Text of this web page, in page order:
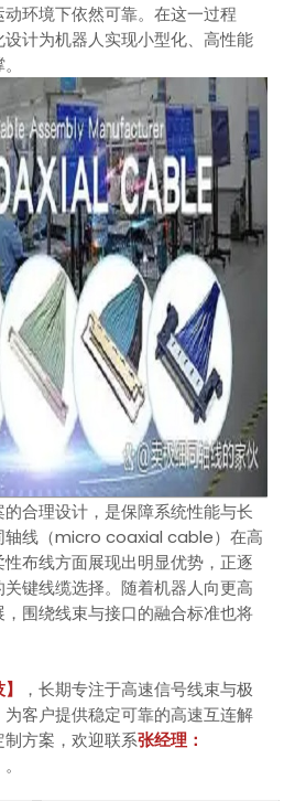
环境下依然可靠。在这一过程
计为机器人实现小型化、高性能
合理设计，是保障系统性能与长
轴线（micro coaxial cable）在高
布线方面展现出明显优势，正逐
键线缆选择。随着机器人向更高
围绕线束与接口的融合标准也将
，长期专注于高速信号线束与极
客户提供稳定可靠的高速互连解
方案，欢迎联系张经理：
。